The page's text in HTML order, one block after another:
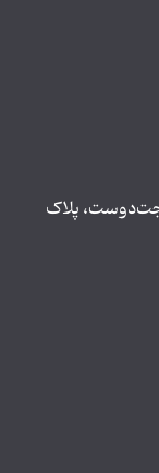
پلاک